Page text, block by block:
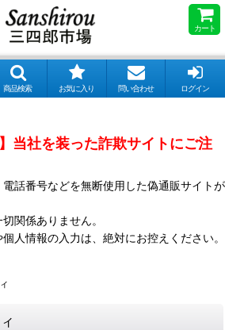
カート
商品検索 お気に入り 問い合わせ ログイン
当社を装った詐欺サイトにご注
話番号などを無断使用した偽通販サイトが
関係ありません。
人情報の入力は、絶対にお控えください。